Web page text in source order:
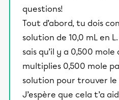
questions!
Tout d’abord, tu dois
solution de 10,0 mL en
sais qu’il y a 0,500
multiplies 0,500 mole
solution pour trouver le
J’espère que cela t’a